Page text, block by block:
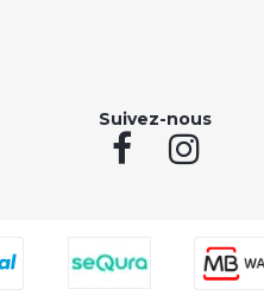
Suivez-nous